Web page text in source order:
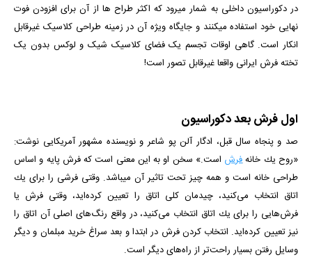
در دکوراسیون داخلی به شمار میرود که اکثر طراح­ ها از آن برای افزودن فوت
نهایی خود استفاده می­کنند و جایگاه ویژه آن در زمینه طراحی کلاسیک غیرقابل
انکار است. گاهی اوقات تجسم یک فضای کلاسیک شیک و لوکس بدون یک
تخته فرش ایرانی واقعا غیرقابل تصور است!
اول فرش بعد دکوراسیون
صد و پنجاه سال قبل، ادگار آلن پو شاعر و نویسنده مشهور آمریکایی نوشت:
«روح یك خانهفرش است.» سخن او به این معنی است كه فرش پایه و اساس
طراحی خانه است و همه چیز تحت تاثیر آن می­باشد. وقتی فرشی را برای یك
اتاق انتخاب می‌كنید، چیدمان كلی اتاق را تعیین كرده‌اید، وقتی فرش یا
فرش‌هایی را برای یك اتاق انتخاب می‌كنید، در واقع رنگ‌های اصلی آن اتاق را
نیز تعیین كرده‌اید. انتخاب کردن فرش در ابتدا و بعد سراغ خرید مبلمان و دیگر
وسایل رفتن بسیار راحت‌تر از راه‌های دیگر است.